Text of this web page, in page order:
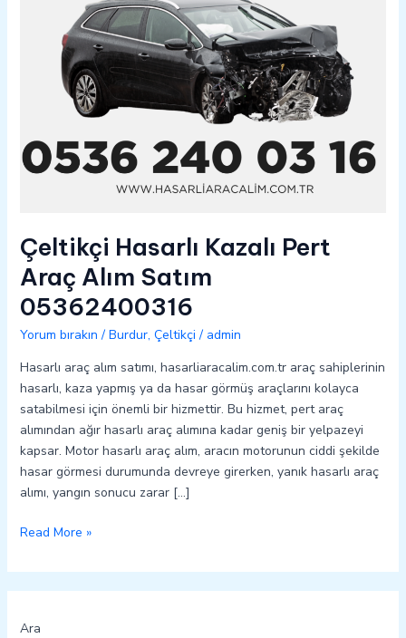
Çeltikçi Hasarlı Kazalı Pert
Araç Alım Satım
05362400316
Yorum bırakın / Burdur, Çeltikçi / admin
Hasarlı araç alım satımı, hasarliaracalim.com.tr araç sahiplerinin
hasarlı, kaza yapmış ya da hasar görmüş araçlarını kolayca
satabilmesi için önemli bir hizmettir. Bu hizmet, pert araç
alımından ağır hasarlı araç alımına kadar geniş bir yelpazeyi
kapsar. Motor hasarlı araç alım, aracın motorunun ciddi şekilde
hasar görmesi durumunda devreye girerken, yanık hasarlı araç
alımı, yangın sonucu zarar […]
Read More »
Ara